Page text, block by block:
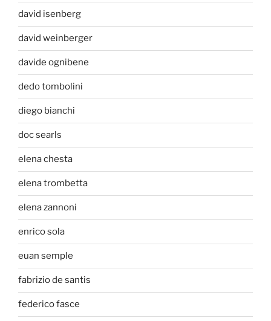
david isenberg
david weinberger
davide ognibene
dedo tombolini
diego bianchi
doc searls
elena chesta
elena trombetta
elena zannoni
enrico sola
euan semple
fabrizio de santis
federico fasce